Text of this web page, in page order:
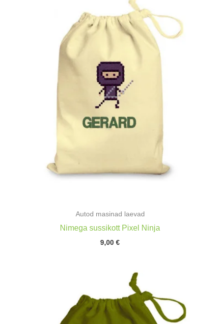
Autod masinad laevad
Nimega sussikott Pixel Ninja
9,00 €